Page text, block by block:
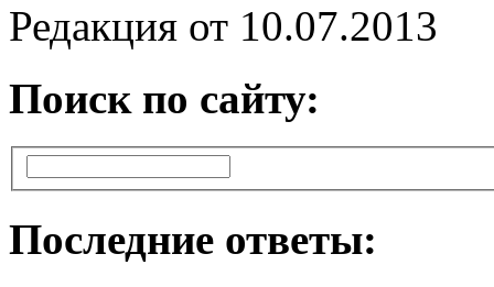
Редакция от 10.07.2013
Поиск по сайту:
Последние ответы: